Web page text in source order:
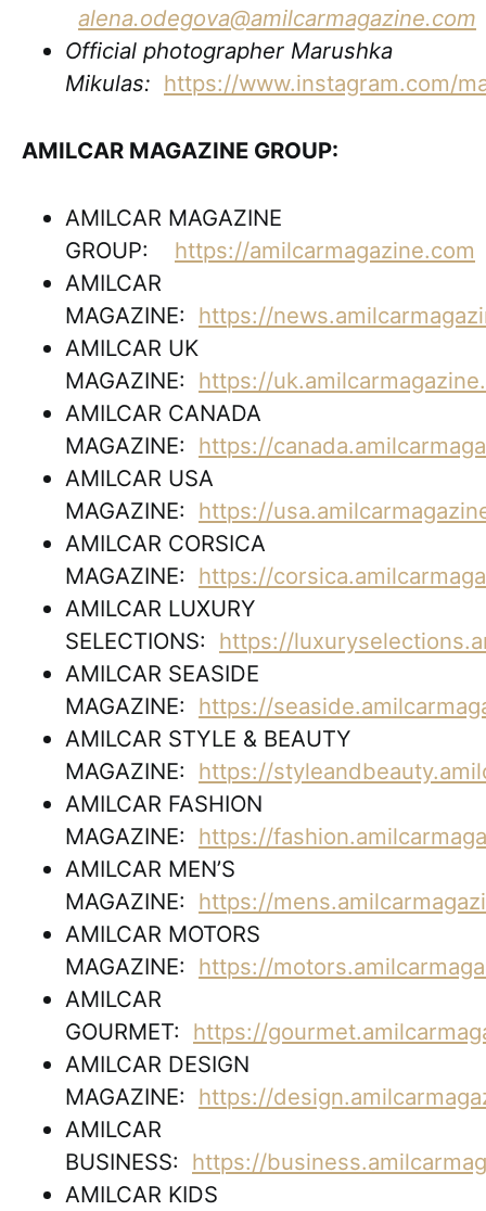
alena.odegova@amilcarmagazine.com
Official photographer Marushka
Mikulas: https://www.instagram.com/
AMILCAR MAGAZINE GROUP:
AMILCAR MAGAZINE
GROUP: https://amilcarmagazine.com
AMILCAR
MAGAZINE: https://
AMILCAR UK
MAGAZINE: https://
AMILCAR CANADA
MAGAZINE: https://
AMILCAR USA
MAGAZINE: https://
AMILCAR CORSICA
MAGAZINE: https://
AMILCAR LUXURY
SELECTIONS: https://
AMILCAR SEASIDE
MAGAZINE: https://
AMILCAR STYLE & BEAUTY
MAGAZINE: https://
AMILCAR FASHION
MAGAZINE: https://
AMILCAR MEN’S
MAGAZINE: https://
AMILCAR MOTORS
MAGAZINE: https://
AMILCAR
GOURMET: https://
AMILCAR DESIGN
MAGAZINE: https://
AMILCAR
BUSINESS: https://
AMILCAR KIDS